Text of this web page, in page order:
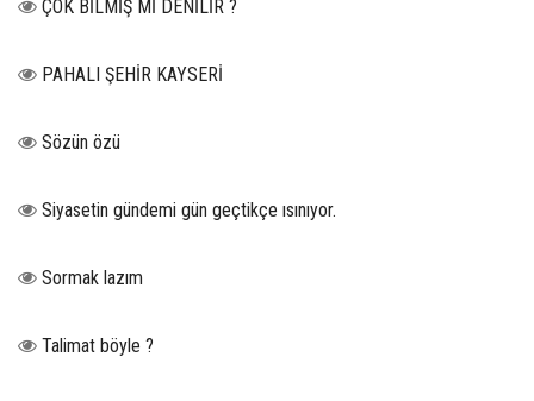
ÇOK BİLMİŞ Mİ DENİLİR ?
PAHALI ŞEHİR KAYSERİ
Sözün özü
Siyasetin gündemi gün geçtikçe ısınıyor.
Sormak lazım
Talimat böyle ?